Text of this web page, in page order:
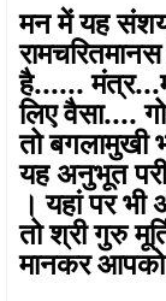
मन में यह
है......
लिए वैसा....
तो बगलामुखी
यह अनुभूत
। यहां पर
तो श्री गुरु
मानकर